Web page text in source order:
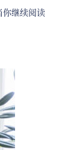
你继续阅读